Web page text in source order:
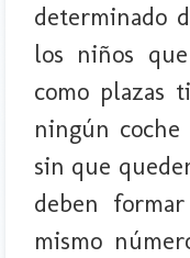
determinado
los niños
como plazas
ningún
sin que
deben
mismo